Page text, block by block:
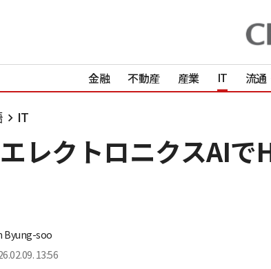
金融 不動産 産業 IT 流通
IT
レクトロニクスAIで
Byung-soo
13:56